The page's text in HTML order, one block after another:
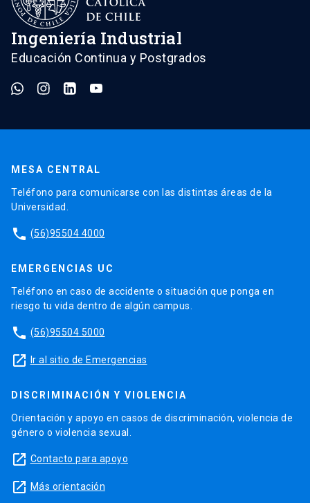
Ingeniería Industrial
Educación Continua y Postgrados
MESA CENTRAL
Teléfono para comunicarse con las distintas áreas de la
Universidad.
phone (56)95504 4000
EMERGENCIAS UC
Teléfono en caso de accidente o situación que ponga en
riesgo tu vida dentro de algún campus.
phone (56)95504 5000
launch Ir al sitio de Emergencias
DISCRIMINACIÓN Y VIOLENCIA
Orientación y apoyo en casos de discriminación, violencia de
género o violencia sexual.
launch Contacto para apoyo
launch Más orientación